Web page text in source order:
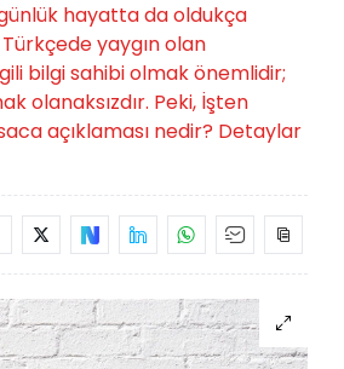
günlük hayatta da oldukça
yaygın olan
bilgi sahibi olmak önemlidir;
olanaksızdır. Peki, İşten
açıklaması nedir? Detaylar